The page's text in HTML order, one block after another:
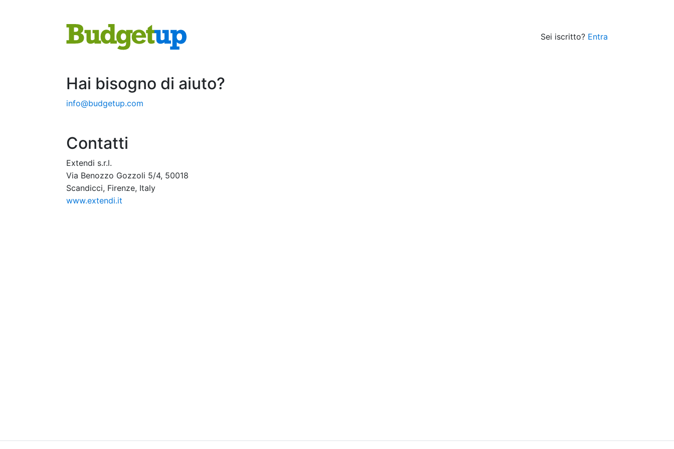
Sei iscritto? Entra
Hai bisogno di aiuto?
info@budgetup.com
Contatti
Extendi s.r.l.
Via Benozzo Gozzoli 5/4, 50018
Scandicci, Firenze, Italy
www.extendi.it